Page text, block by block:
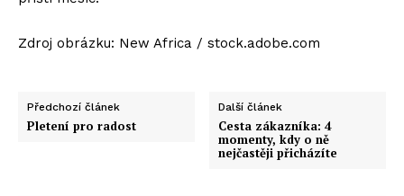
Zdroj obrázku: New Africa / stock.adobe.com
Předchozí článek
Pletení pro radost
Další článek
Cesta zákazníka: 4
momenty, kdy o ně
nejčastěji přicházíte